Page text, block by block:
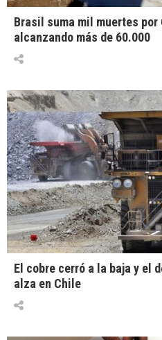
Brasil suma mil muertes por
alcanzando más de 60.000
El cobre cerró a la baja y el
alza en Chile